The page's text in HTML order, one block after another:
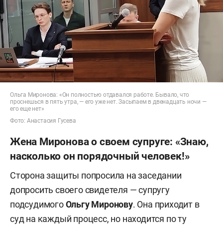
Ольга Миронова: «Он полностью отдавался работе. Бывало, что
проснешься в пять утра, — его уже нет. Засыпаем в двенадцать ночи —
его еще нет»
Фото: Анастасия Гусева
Жена Миронова о своем супруге: «Знаю,
насколько он порядочный человек!»
Сторона защиты попросила на заседании
допросить своего свидетеля — супругу
подсудимогоОльгу Миронову. Она приходит в
суд на каждый процесс, но находится по ту